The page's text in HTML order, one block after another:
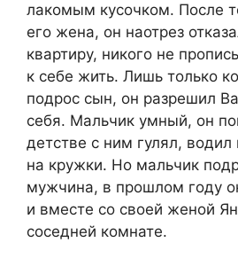
лакомым кусочком. После
его жена, он наотрез
квартиру, никого не
к себе жить. Лишь только
подрос сын, он разрешил
себя. Мальчик умный, он
детстве с ним гулял, водил
на кружки. Но мальчик
мужчина, в прошлом году
и вместе со своей женой
соседней комнате.